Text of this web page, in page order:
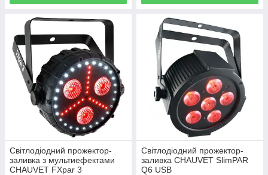
Світлодіодний прожектор-
заливка з мультиефектами
CHAUVET FXpar 3
Світлодіодний прожектор-
заливка CHAUVET SlimPAR
Q6 USB